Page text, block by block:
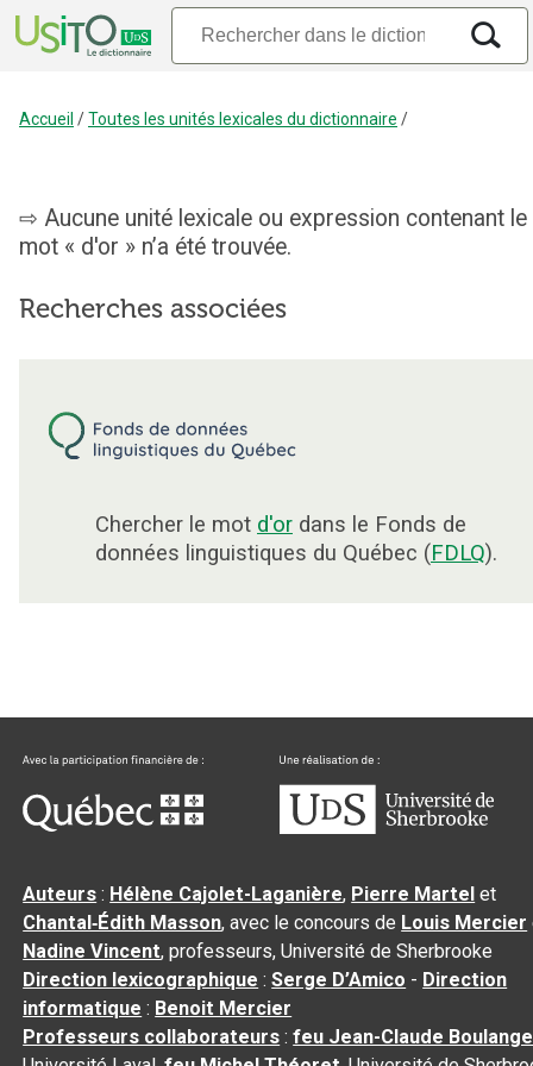
Accueil /Toutes les unités lexicales du dictionnaire /
Aucune unité lexicale ou expression contenant le
mot « d'or » n’a été trouvée.
Recherches associées
Chercher le mot d'or dans le Fonds de
données linguistiques du Québec (FDLQ).
Auteurs : Hélène Cajolet-Laganière, Pierre Martel et
Chantal‑Édith Masson, avec le concours de Louis Mercier
Nadine Vincent, professeurs, Université de Sherbrooke
Direction lexicographique :Serge D’Amico - Direction
informatique : Benoit Mercier
Professeurs collaborateurs :feu Jean-Claude